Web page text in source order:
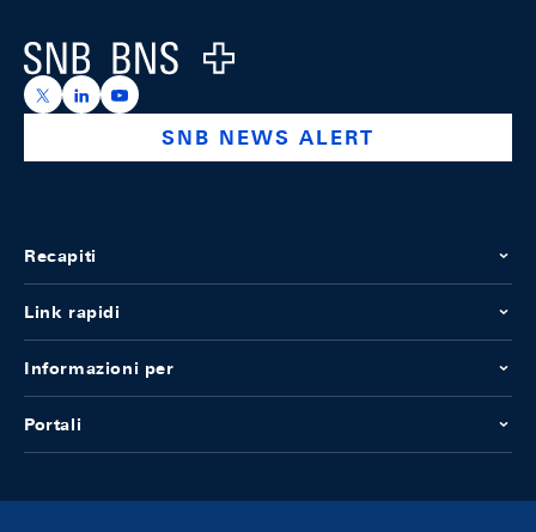
Logo
https://x.com/snb_bns
https://ch.linkedin.com/company/swiss-national-
https://www.youtube.com/@swissnationalbank
SNB NEWS ALERT
Recapiti
Link rapidi
Informazioni per
Portali